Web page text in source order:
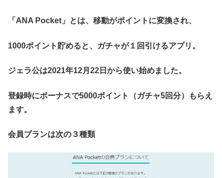
「ANA Pocket」とは、移動がポイントに変換され、
1000ポイント貯めると、ガチャが１回引けるアプリ。
ジェラ公は2021年12月22日から使い始めました。
登録時にボーナスで5000ポイント（ガチャ5回分）もらえ
ます。
会員プランは次の３種類